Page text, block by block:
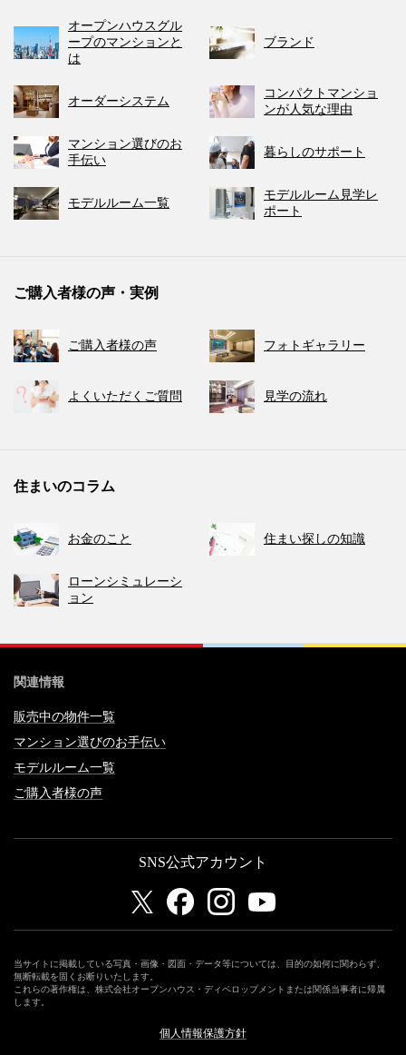
オープンハウスグル
ープのマンションと
は
ブランド
オーダーシステム
コンパクトマンショ
ンが人気な理由
マンション選びのお
手伝い
暮らしのサポート
モデルルーム一覧
モデルルーム見学レ
ポート
ご購入者様の声・実例
ご購入者様の声 フォトギャラリー
よくいただくご質問 見学の流れ
住まいのコラム
お金のこと 住まい探しの知識
ローンシミュレーシ
ョン
関連情報
販売中の物件一覧
マンション選びのお手伝い
モデルルーム一覧
ご購入者様の声
SNS公式アカウント
当サイトに掲載している写真・画像・図面・データ等については、目的の如何に関わらず、
無断転載を固くお断りいたします。
これらの著作権は、株式会社オープンハウス・ディベロップメントまたは関係当事者に帰属
します。
個人情報保護方針